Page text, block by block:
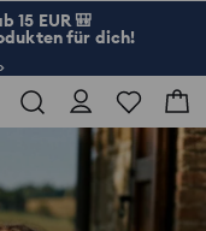
15 EUR 🎒
für dich!